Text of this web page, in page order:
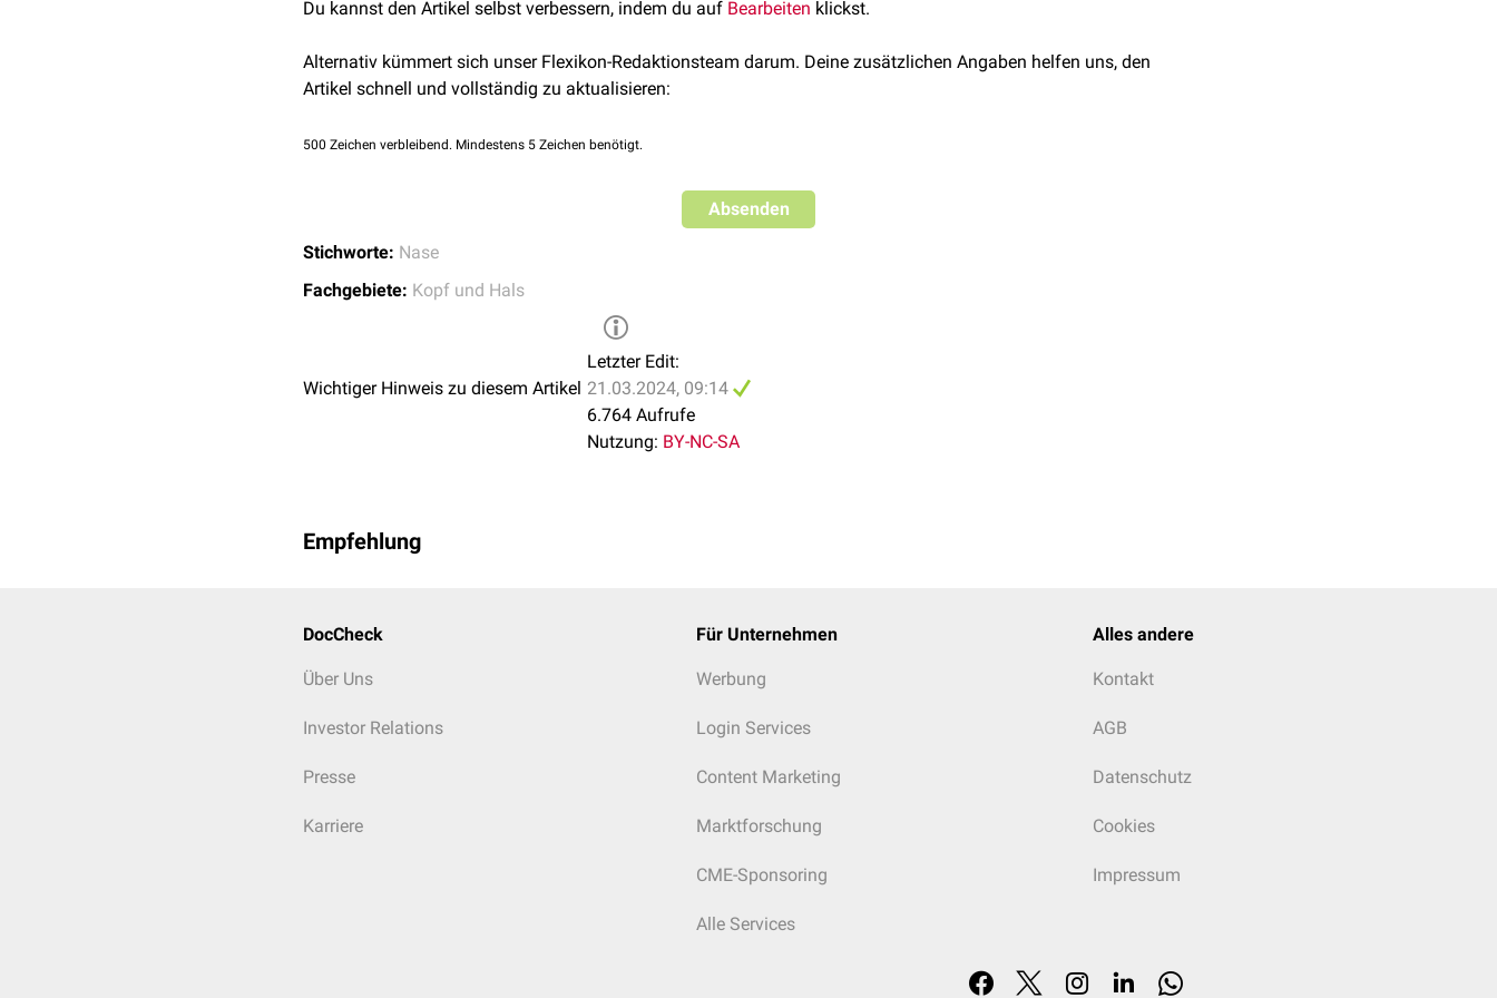
Du kannst den Artikel selbst verbessern, indem du auf Bearbeiten klickst.
Alternativ kümmert sich unser Flexikon-Redaktionsteam darum. Deine zusätzlichen Angaben helfen uns, den
Artikel schnell und vollständig zu aktualisieren:
500 Zeichen verbleibend. Mindestens 5 Zeichen benötigt.
Absenden
Stichworte: Nase
Fachgebiete: Kopf und Hals
Wichtiger Hinweis zu diesem Artikel
Letzter Edit:
21.03.2024, 09:14
6.764 Aufrufe
Nutzung: BY-NC-SA
Empfehlung
DocCheck
Über Uns
Investor Relations
Presse
Karriere
Für Unternehmen
Werbung
Login Services
Content Marketing
Marktforschung
CME-Sponsoring
Alle Services
Alles andere
Kontakt
AGB
Datenschutz
Cookies
Impressum